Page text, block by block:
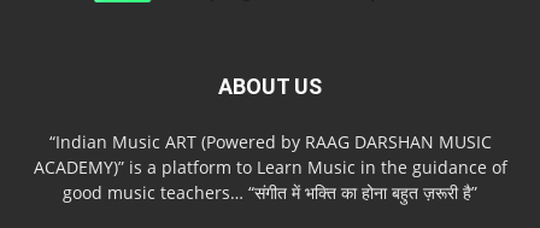
ABOUT US
“Indian Music ART (Powered by RAAG DARSHAN MUSIC
ACADEMY)” is a platform to Learn Music in the guidance of
good music teachers… “संगीत में भक्ति का होना बहुत ज़रूरी है”